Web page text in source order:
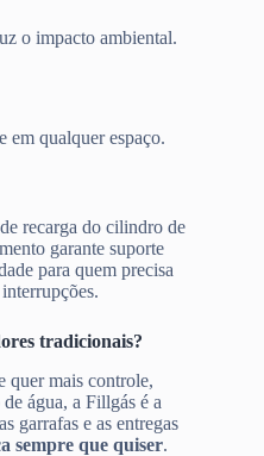
o impacto ambiental.
em qualquer espaço.
recarga do cilindro de
garante suporte
para quem precisa
tradicionais?
quer mais controle,
água, a Fillgás é a
garrafas e as entregas
sempre que quiser.